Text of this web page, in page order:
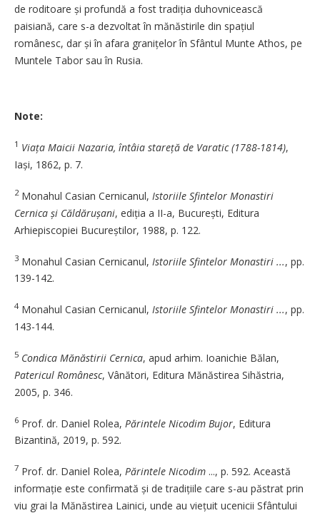
de roditoare și profundă a fost tradiția duhovnicească
paisiană, care s-a dezvoltat în mănăstirile din spațiul
românesc, dar și în afara granițelor în Sfântul Munte Athos, pe
Muntele Tabor sau în Rusia.
Note:
1 Viața Maicii Nazaria, întâia stareță de Varatic (1788-1814),
Iași, 1862, p. 7.
2 Monahul Casian Cernicanul, Istoriile Sfintelor Monastiri
Cernica și Căldărușani, ediția a II-a, București, Editura
Arhiepiscopiei Bucureștilor, 1988, p. 122.
3 Monahul Casian Cernicanul, Istoriile Sfintelor Monastiri ..., pp.
139-142.
4 Monahul Casian Cernicanul, Istoriile Sfintelor Monastiri ..., pp.
143-144.
5 Condica Mănăstirii Cernica, apud arhim. Ioanichie Bălan,
Patericul Românesc, Vânători, Editura Mănăstirea Sihăstria,
2005, p. 346.
6 Prof. dr. Daniel Rolea, Părintele Nicodim Bujor, Editura
Bizantină, 2019, p. 592.
7 Prof. dr. Daniel Rolea, Părintele Nicodim ..., p. 592. Această
informație este confirmată și de tradițiile care s-au păstrat prin
viu grai la Mănăstirea Lainici, unde au viețuit ucenicii Sfântului